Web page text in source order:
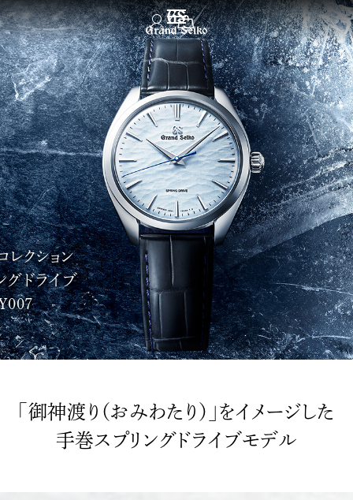
メニュー
レクション
グドライブ
「御神渡り（おみわたり）」をイメージした
手巻スプリングドライブモデル